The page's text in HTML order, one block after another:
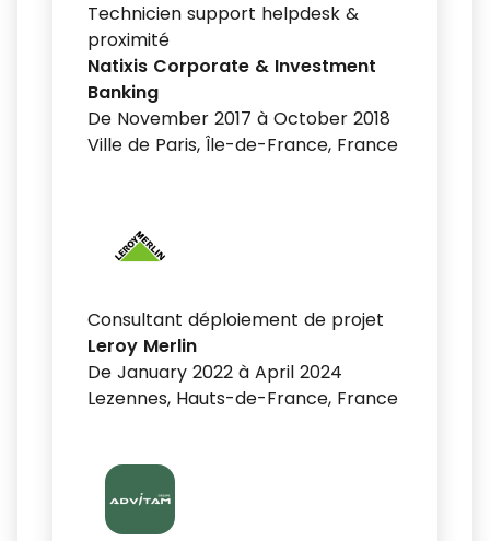
Technicien support helpdesk &
proximité
Natixis Corporate & Investment
Banking
De November 2017 à October 2018
Ville de Paris, Île-de-France, France
Consultant déploiement de projet
Leroy Merlin
De January 2022 à April 2024
Lezennes, Hauts-de-France, France